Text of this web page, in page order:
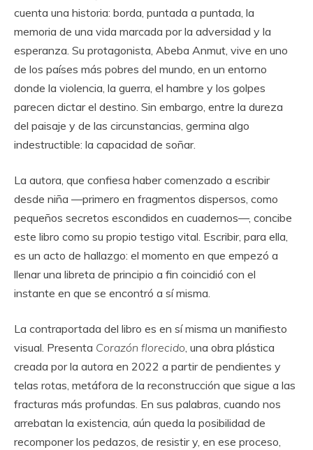
cuenta una historia: borda, puntada a puntada, la
memoria de una vida marcada por la adversidad y la
esperanza. Su protagonista, Abeba Anmut, vive en uno
de los países más pobres del mundo, en un entorno
donde la violencia, la guerra, el hambre y los golpes
parecen dictar el destino. Sin embargo, entre la dureza
del paisaje y de las circunstancias, germina algo
indestructible: la capacidad de soñar.
La autora, que confiesa haber comenzado a escribir
desde niña —primero en fragmentos dispersos, como
pequeños secretos escondidos en cuadernos—, concibe
este libro como su propio testigo vital. Escribir, para ella,
es un acto de hallazgo: el momento en que empezó a
llenar una libreta de principio a fin coincidió con el
instante en que se encontró a sí misma.
La contraportada del libro es en sí misma un manifiesto
visual. Presenta Corazón florecido, una obra plástica
creada por la autora en 2022 a partir de pendientes y
telas rotas, metáfora de la reconstrucción que sigue a las
fracturas más profundas. En sus palabras, cuando nos
arrebatan la existencia, aún queda la posibilidad de
recomponer los pedazos, de resistir y, en ese proceso,